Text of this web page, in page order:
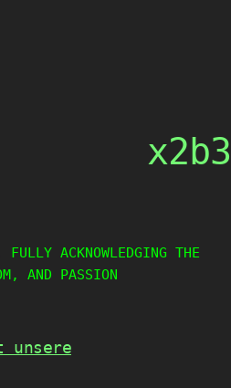
x2b3
FULLY ACKNOWLEDGING THE
AND PASSION